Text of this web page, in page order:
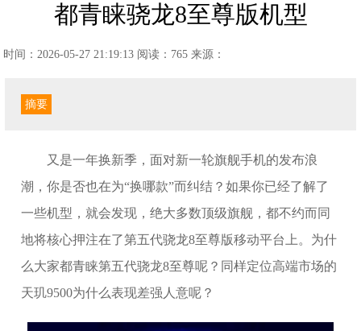
都青睐骁龙8至尊版机型
时间：2026-05-27 21:19:13 阅读：765 来源：
摘要
又是一年换新季，面对新一轮旗舰手机的发布浪
潮，你是否也在为“换哪款”而纠结？如果你已经了解了
一些机型，就会发现，绝大多数顶级旗舰，都不约而同
地将核心押注在了第五代骁龙8至尊版移动平台上。为什
么大家都青睐第五代骁龙8至尊呢？同样定位高端市场的
天玑9500为什么表现差强人意呢？